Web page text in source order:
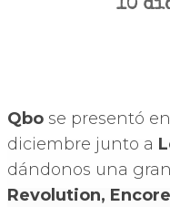
10
Qbo se presentó
diciembre junto a
dándonos una
Revolution, Encore